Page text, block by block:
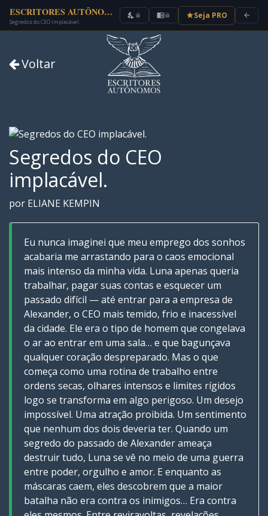
ESCRITORES AUTÔNOMOS
Segredos do CEO implacável.
nights_stay lock chrome_reader_modelock starSeja PRO arrow_back
Voltar
Segredos do CEO
implacável.
por ELIANE KEMPIN
Eu nunca imaginei que meu emprego dos sonhos
acabaria me arrastando para o caos emocional
mais intenso da minha vida. Luna apenas queria
trabalhar, pagar suas contas e esquecer um
passado difícil — até entrar para a empresa de
Alexander, o CEO mais temido, frio e inacessível
da cidade. Ele era o tipo de homem que congelava
o ar ao entrar em uma sala… e que bagunçava
qualquer coração despreparado. Mas o que
começa como uma rotina de trabalho entre
ordens secas, olhares intensos e limites rígidos
logo se transforma em algo perigoso. Um desejo
impossível. Uma atração proibida. Um sentimento
que nenhum dos dois deveria ter. Quando um
segredo do passado de Alexander ameaça
destruir tudo, Luna se vê no meio de uma guerra
entre poder, orgulho e amor. E enquanto as
máscaras caem, eles descobrem que a maior
batalha não era contra os inimigos… Era contra